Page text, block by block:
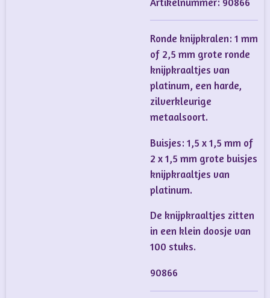
Ronde knijpkralen: 1 mm
of 2,5 mm grote ronde
knijpkraaltjes van
platinum, een harde,
zilverkleurige
metaalsoort.
Buisjes: 1,5 x 1,5 mm of
2 x 1,5 mm grote buisjes
knijpkraaltjes van
platinum.
De knijpkraaltjes zitten
in een klein doosje van
100 stuks.
90866